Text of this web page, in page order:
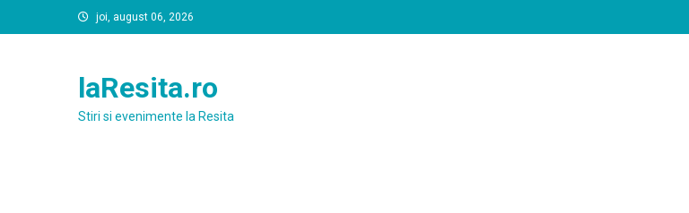
to
joi, august 06, 2026
laResita.ro
Stiri si evenimente la Resita